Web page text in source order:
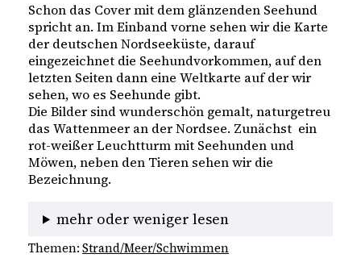
Schon das Cover mit dem glänzenden Seehund
spricht an. Im Einband vorne sehen wir die Karte
der deutschen Nordseeküste, darauf
eingezeichnet die Seehundvorkommen, auf den
letzten Seiten dann eine Weltkarte auf der wir
sehen, wo es Seehunde gibt.
Die Bilder sind wunderschön gemalt, naturgetreu
das Wattenmeer an der Nordsee. Zunächst ein
rot-weißer Leuchtturm mit Seehunden und
Möwen, neben den Tieren sehen wir die
Bezeichnung.
mehr oder weniger lesen
Themen: Strand/Meer/Schwimmen